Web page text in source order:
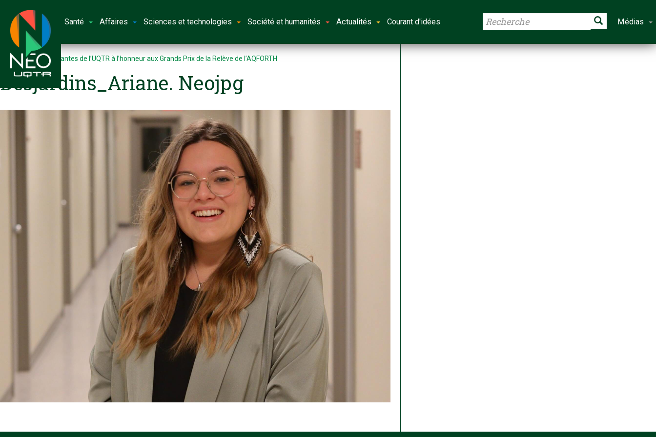
Santé Affaires Sciences et technologies Société et humanités Actualités Courant d'idées Médias
Accueil Des étudiantes de l’UQTR à l’honneur aux Grands Prix de la Relève de l’AQFORTH
Desjardins_Ariane. Neojpg